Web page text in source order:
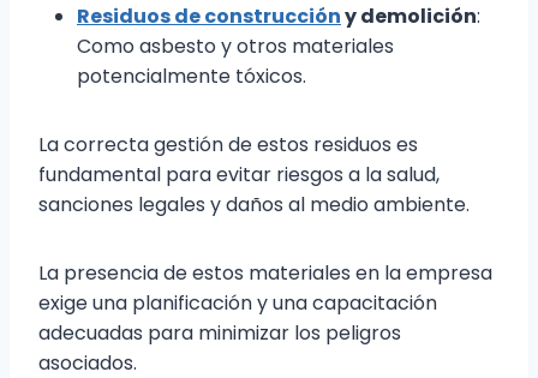
Residuos de construccióny demolición:
Como asbesto y otros materiales
potencialmente tóxicos.
La correcta gestión de estos residuos es
fundamental para evitar riesgos a la salud,
sanciones legales y daños al medio ambiente.
La presencia de estos materiales en la empresa
exige una planificación y una capacitación
adecuadas para minimizar los peligros
asociados.